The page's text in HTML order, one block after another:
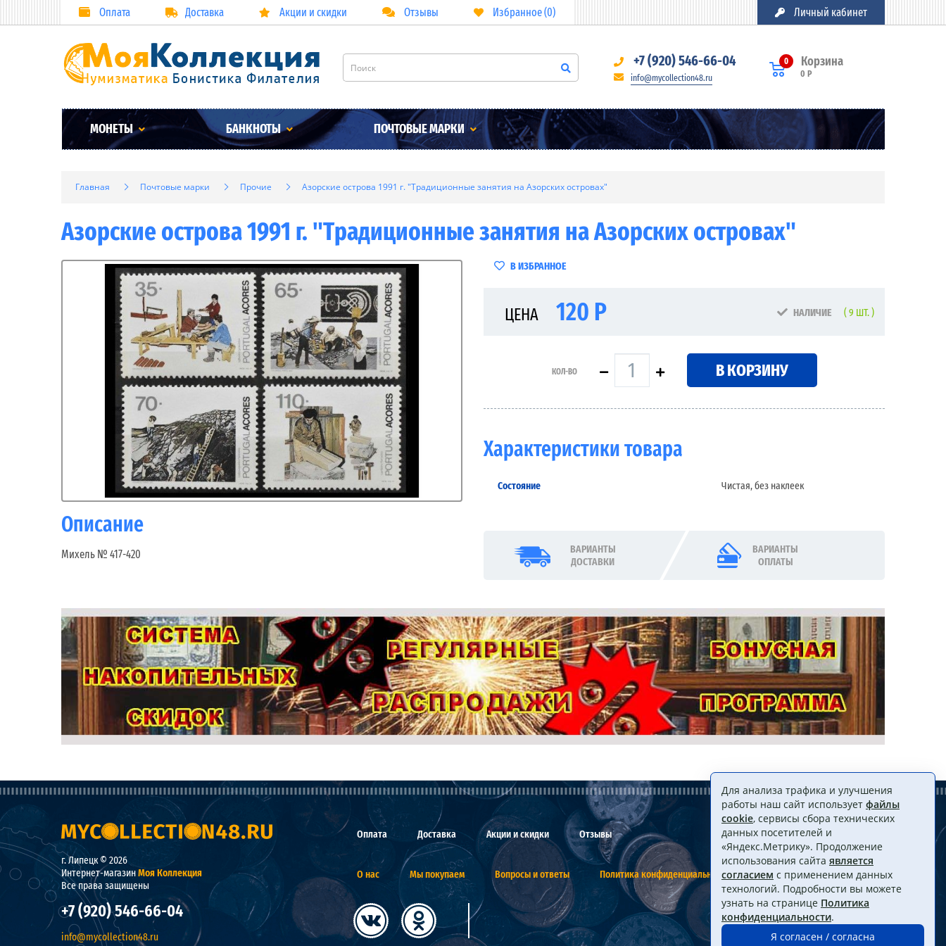
Оплата Доставка Акции и скидки Отзывы Избранное (0) Личный кабинет
+7 (920) 546-66-04
info@mycollection48.ru
Корзина
0
0 Р
МОНЕТЫ БАНКНОТЫ ПОЧТОВЫЕ МАРКИ
Главная Почтовые марки Прочие Азорские острова 1991 г. "Традиционные занятия на Азорских островах"
Азорские острова 1991 г. "Традиционные занятия на Азорских островах"
Описание
Михель № 417-420
В ИЗБРАННОЕ
ЦЕНА 120 Р НАЛИЧИЕ ( 9 ШТ. )
КОЛ-ВО В КОРЗИНУ
Характеристики товара
Состояние Чистая, без наклеек
ВАРИАНТЫ
ДОСТАВКИ
ВАРИАНТЫ
ОПЛАТЫ
г. Липецк © 2026
Интернет-магазинМоя Коллекция
Все права защищены
+7 (920) 546-66-04
info@mycollection48.ru
Оплата Доставка Акции и скидки Отзывы
О нас Мы покупаем Вопросы и ответы Политика конфиденциальности Договор оферты
Для анализа трафика и улучшения
работы наш сайт использует файлы
cookie, сервисы сбора технических
данных посетителей и
«Яндекс.Метрику». Продолжение
использования сайта является
согласием с применением данных
технологий. Подробности вы можете
узнать на странице Политика
конфиденциальности.
Я согласен / согласна